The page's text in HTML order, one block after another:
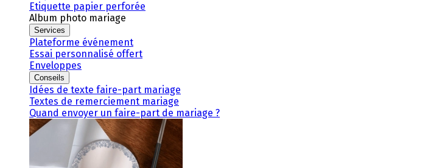
Etiquette papier perforée
Album photo mariage
Services
Plateforme événement
Essai personnalisé offert
Enveloppes
Conseils
Idées de texte faire-part mariage
Textes de remerciement mariage
Quand envoyer un faire-part de mariage ?